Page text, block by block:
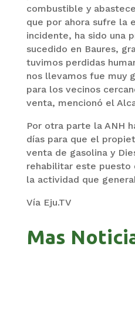
combustible y
que por ahora sufre la
incidente, ha sido una
sucedido en Baures,
tuvimos perdidas
nos llevamos fue muy
para los vecinos
venta, mencionó el
Por otra parte la ANH
días para que el
venta de gasolina y
rehabilitar este puesto
la actividad que
Vía Eju.TV
Mas